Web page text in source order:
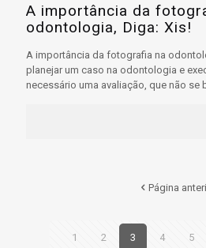
A importância da
odontologia, Diga: Xis!
A importância da fotografia na
planejar um caso na odontologia e
necessário uma avaliação, que não se
Página
1 2 3 4 5